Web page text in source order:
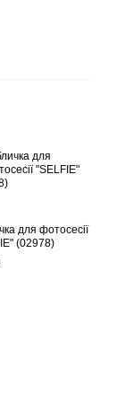
для фотосесії
(02978)